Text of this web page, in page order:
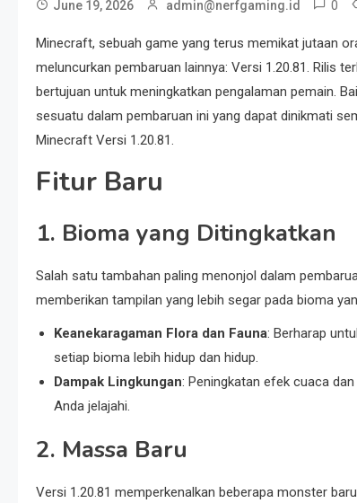
June 19, 2026 admin@nerfgaming.id 0
Minecraft, sebuah game yang terus memikat jutaan
meluncurkan pembaruan lainnya: Versi 1.20.81. Rilis
bertujuan untuk meningkatkan pengalaman pemain.
sesuatu dalam pembaruan ini yang dapat dinikmati
Minecraft Versi 1.20.81.
Fitur Baru
1. Bioma yang Ditingkatkan
Salah satu tambahan paling menonjol dalam
memberikan tampilan yang lebih segar pada bioma
Keanekaragaman Flora dan Fauna: Berharap
setiap bioma lebih hidup dan hidup.
Dampak Lingkungan: Peningkatan efek cuaca
Anda jelajahi.
2. Massa Baru
Versi 1.20.81 memperkenalkan beberapa monster